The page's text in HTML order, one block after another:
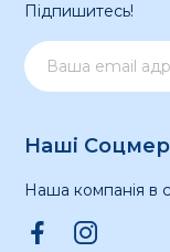
Підпишитесь!
Наші
Наша компанія в